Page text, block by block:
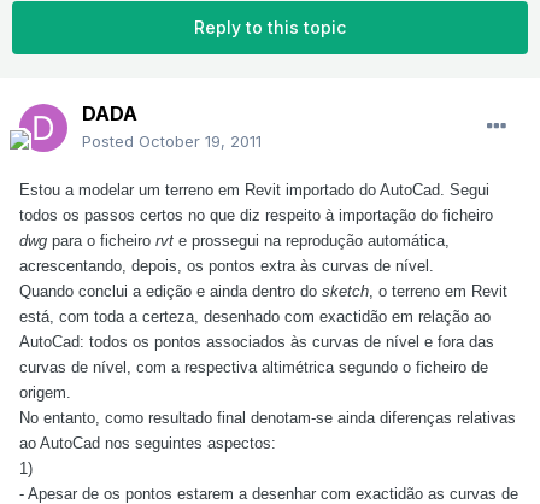
Reply to this topic
DADA
Posted October 19, 2011
Estou a modelar um terreno em Revit importado do AutoCad. Segui
todos os passos certos no que diz respeito à importação do ficheiro
dwg para o ficheiro rvt e prossegui na reprodução automática,
acrescentando, depois, os pontos extra às curvas de nível.
Quando conclui a edição e ainda dentro do sketch , o terreno em Revit
está, com toda a certeza, desenhado com exactidão em relação ao
AutoCad: todos os pontos associados às curvas de nível e fora das
curvas de nível, com a respectiva altimétrica segundo o ficheiro de
origem.
No entanto, como resultado final denotam-se ainda diferenças relativas
ao AutoCad nos seguintes aspectos:
1)
- Apesar de os pontos estarem a desenhar com exactidão as curvas de